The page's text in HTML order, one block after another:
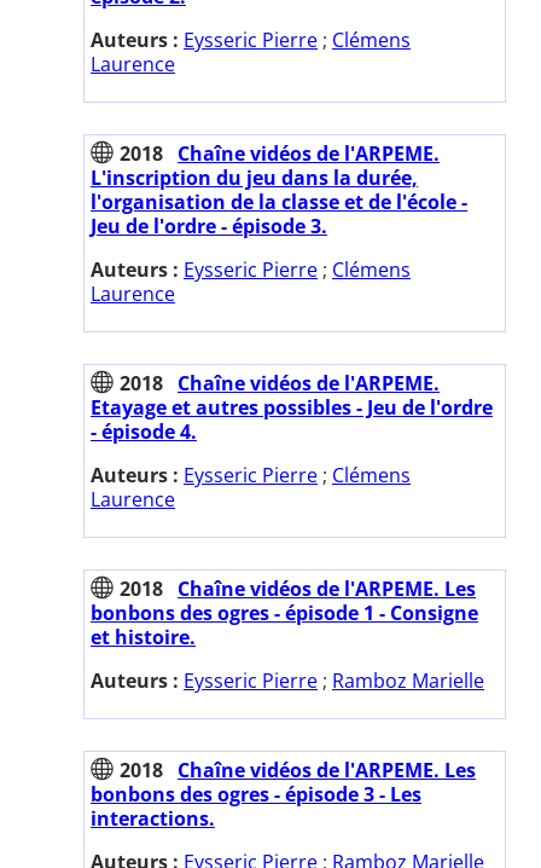
Auteurs : Eysseric Pierre ; Clémens
Laurence
2018 Chaîne vidéos de l'ARPEME.
L'inscription du jeu dans la durée,
l'organisation de la classe et de l'école -
Jeu de l'ordre - épisode 3.
Auteurs : Eysseric Pierre ; Clémens
Laurence
2018 Chaîne vidéos de l'ARPEME.
Etayage et autres possibles - Jeu de l'ordre
- épisode 4.
Auteurs : Eysseric Pierre ; Clémens
Laurence
2018 Chaîne vidéos de l'ARPEME. Les
bonbons des ogres - épisode 1 - Consigne
et histoire.
Auteurs : Eysseric Pierre ; Ramboz Marielle
2018 Chaîne vidéos de l'ARPEME. Les
bonbons des ogres - épisode 3 - Les
interactions.
Auteurs : Eysseric Pierre ; Ramboz Marielle